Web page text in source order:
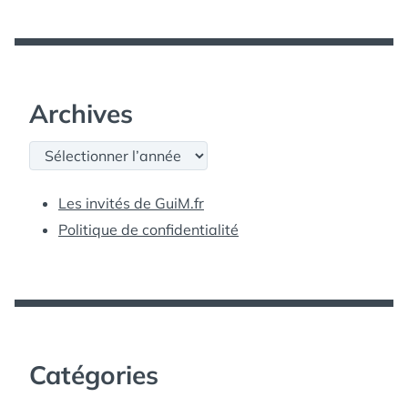
Archives
Archives
Les invités de GuiM.fr
Politique de confidentialité
Catégories